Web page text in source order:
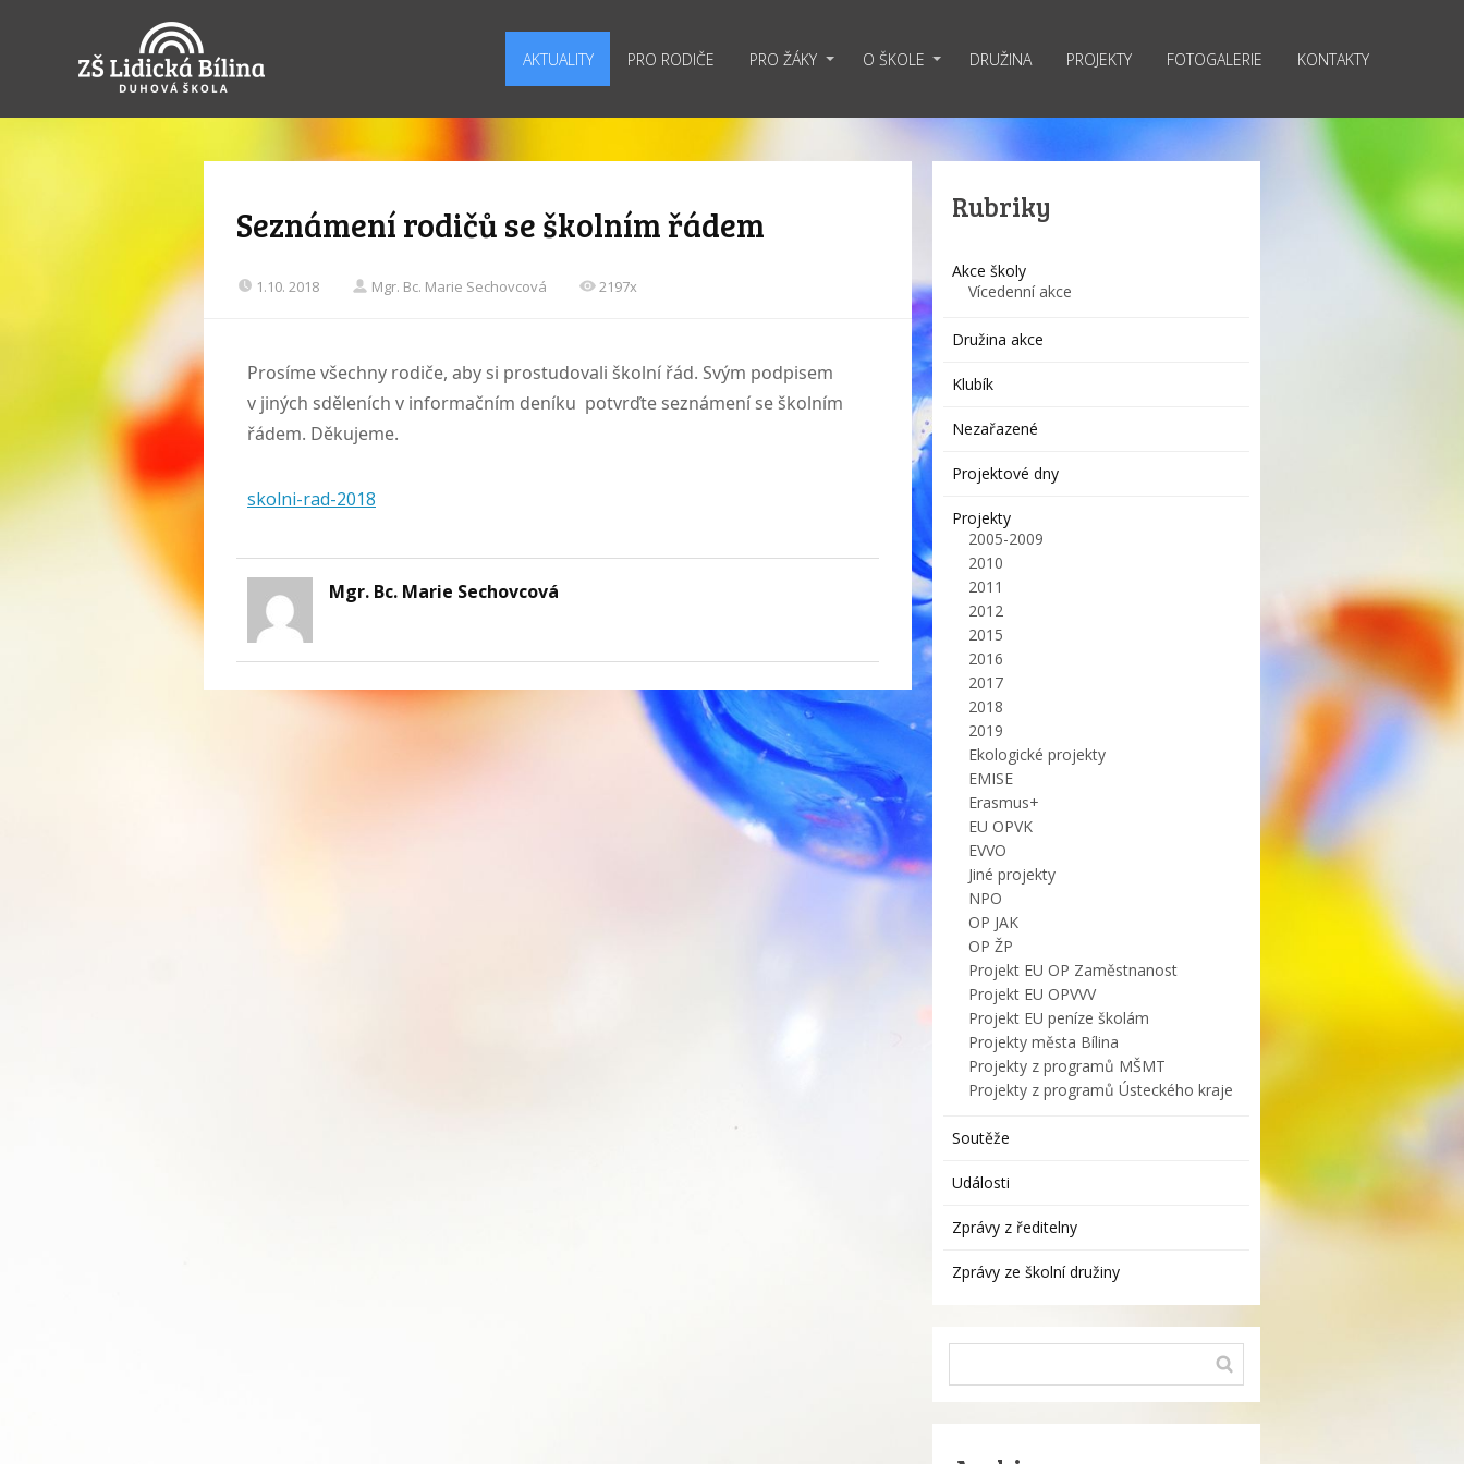
AKTUALITY PRO RODIČE PRO ŽÁKY O ŠKOLE DRUŽINA PROJEKTY FOTOGALERIE KONTAKTY
Seznámení rodičů se školním řádem
1.10. 2018 Mgr. Bc. Marie Sechovcová 2197x
Prosíme všechny rodiče, aby si prostudovali školní řád. Svým podpisem
v jiných sděleních v informačním deníku potvrďte seznámení se školním
řádem. Děkujeme.
skolni-rad-2018
Mgr. Bc. Marie Sechovcová
Rubriky
Akce školy
Vícedenní akce
Družina akce
Klubík
Nezařazené
Projektové dny
Projekty
2005-2009
2010
2011
2012
2015
2016
2017
2018
2019
Ekologické projekty
EMISE
Erasmus+
EU OPVK
EVVO
Jiné projekty
NPO
OP JAK
OP ŽP
Projekt EU OP Zaměstnanost
Projekt EU OPVVV
Projekt EU peníze školám
Projekty města Bílina
Projekty z programů MŠMT
Projekty z programů Ústeckého kraje
Soutěže
Události
Zprávy z ředitelny
Zprávy ze školní družiny